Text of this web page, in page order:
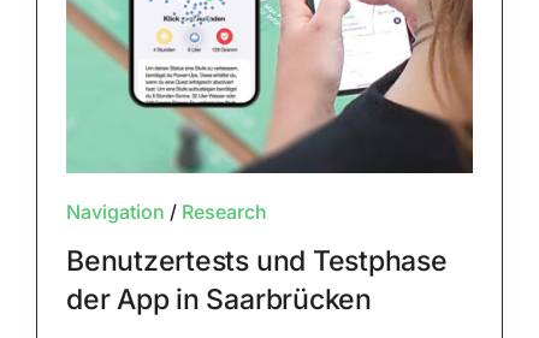
Navigation / Research
Benutzertests und Testphase
der App in Saarbrücken